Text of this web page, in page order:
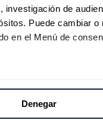
de
Puede cambiar
en el Menú de
Denegar